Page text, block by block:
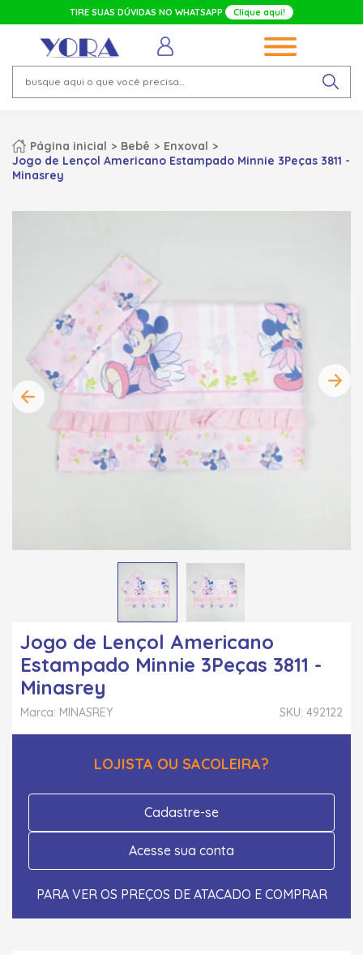
TIRE SUAS DÚVIDAS NO WHATSAPP Clique aqui!
Página inicial Bebê
Enxoval
Jogo de Lençol Americano Estampado Minnie 3Peças 3811 -
Minasrey
Jogo de Lençol Americano
Estampado Minnie 3Peças 3811 -
Minasrey
SKU: 492122
Marca: MINASREY
LOJISTA OU SACOLEIRA?
Cadastre-se
Acesse sua conta
PARA VER OS PREÇOS DE ATACADO E COMPRAR